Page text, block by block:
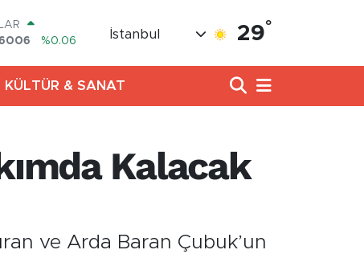
%0.06
%0.2
%48
İstanbul 29°
KÜLTÜR & SANAT
Kalacak
ve Arda Baran Çubuk’un